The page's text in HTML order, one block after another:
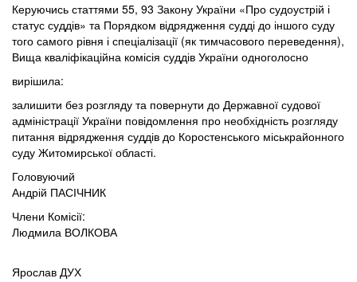
Керуючись статтями 55, 93 Закону України «Про судоустрій і
статус суддів» та Порядком відрядження судді до іншого суду
того самого рівня і спеціалізації (як тимчасового переведення),
Вища кваліфікаційна комісія суддів України одноголосно
вирішила:
залишити без розгляду та повернути до Державної судової
адміністрації України повідомлення про необхідність розгляду
питання відрядження суддів до Коростенського міськрайонного
суду Житомирської області.
Головуючий
Андрій ПАСІЧНИК
Члени Комісії:
Людмила ВОЛКОВА
Ярослав ДУХ